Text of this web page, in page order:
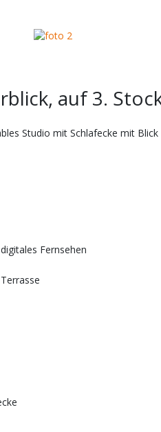
auf 3.
Studio mit Schlafecke mit
digitales Fernsehen
Terrasse